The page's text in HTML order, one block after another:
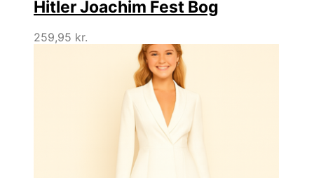
Hitler Joachim Fest Bog
259,95 kr.